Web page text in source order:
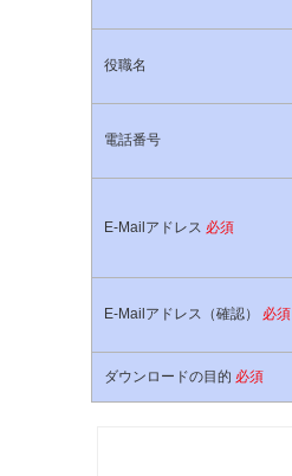
役職名
電話番号
E-Mailアドレス 必須
E-Mailアドレス（確認） 必須
ダウンロードの目的 必須